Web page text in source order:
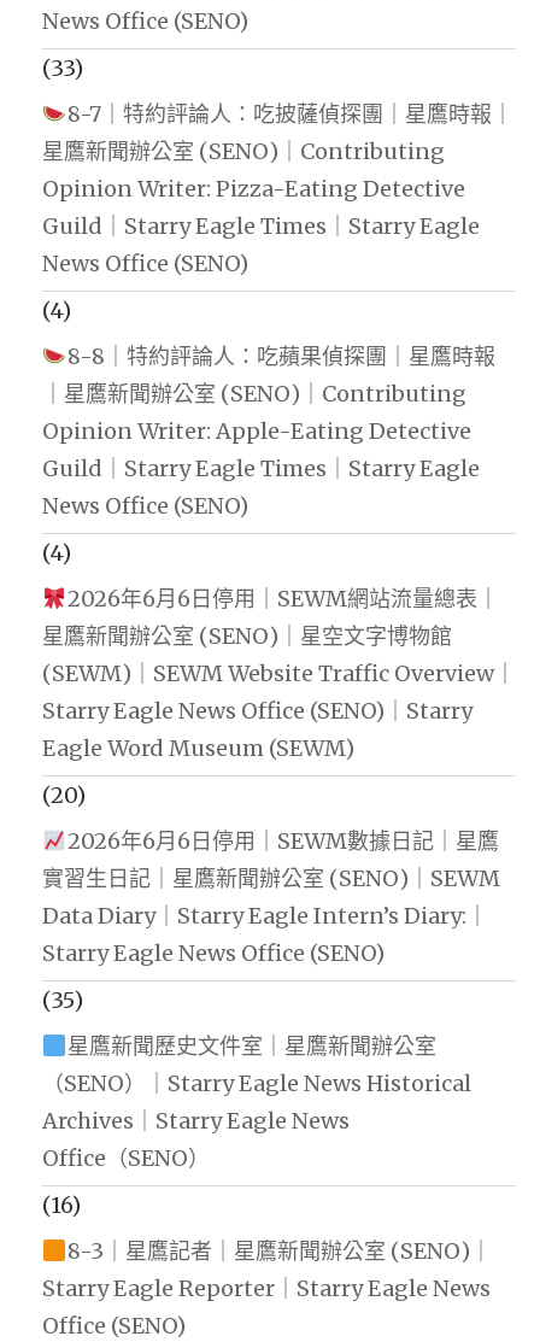
News Office (SENO)
(33)
8-7｜特約評論人：吃披薩偵探團｜星鷹時報｜
星鷹新聞辦公室 (SENO)｜Contributing
Opinion Writer: Pizza-Eating Detective
Guild｜Starry Eagle Times｜Starry Eagle
News Office (SENO)
(4)
8-8｜特約評論人：吃蘋果偵探團｜星鷹時報
｜星鷹新聞辦公室 (SENO)｜Contributing
Opinion Writer: Apple-Eating Detective
Guild｜Starry Eagle Times｜Starry Eagle
News Office (SENO)
(4)
2026年6月6日停用｜SEWM網站流量總表｜
星鷹新聞辦公室 (SENO)｜星空文字博物館
(SEWM)｜SEWM Website Traffic Overview｜
Starry Eagle News Office (SENO)｜Starry
Eagle Word Museum (SEWM)
(20)
2026年6月6日停用｜SEWM數據日記｜星鷹
實習生日記｜星鷹新聞辦公室 (SENO)｜SEWM
Data Diary｜Starry Eagle Intern’s Diary:｜
Starry Eagle News Office (SENO)
(35)
星鷹新聞歷史文件室｜星鷹新聞辦公室
（SENO）｜Starry Eagle News Historical
Archives｜Starry Eagle News
Office（SENO）
(16)
8-3｜星鷹記者｜星鷹新聞辦公室 (SENO)｜
Starry Eagle Reporter｜Starry Eagle News
Office (SENO)